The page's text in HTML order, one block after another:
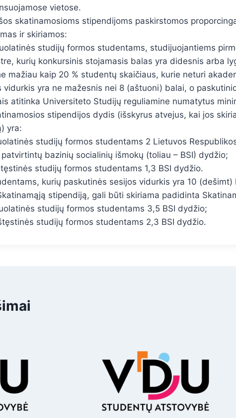
vietose.
skatinamosioms stipendijoms paskirstomos
ir skiriamos:
studijų formos studentams, studijuojantiems
kurių konkursinis stojamasis balas yra didesnis arba
mažiau kaip 20 % studentų skaičiaus, kurie neturi
vidurkis yra ne mažesnis nei 8 (aštuoni) balai, o
atitinka Universiteto Studijų reguliamine numatytus
stipendijos dydis (išskyrus atvejus, kai jos
yra:
studijų formos studentams 2 Lietuvos
bazinių socialinių išmokų (toliau – BSI) dydžio;
studijų formos studentams 1,3 BSI dydžio.
kurių paskutinės sesijos vidurkis yra 10
stipendiją, gali būti skiriama padidinta
studijų formos studentams 3,5 BSI dydžio;
studijų formos studentams 2,3 BSI dydžio.